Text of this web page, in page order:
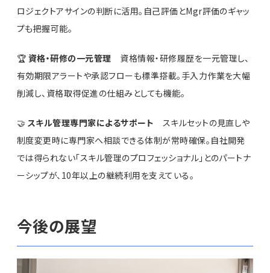
ロジェクトアサインの判断に活用。自己評価とMgr評価のギャッ
プも把握可能。
🏆 資格・研修の一元管理 資格情報・研修履歴を一元管理し、
有効期限アラートや承認フローも標準搭載。手入力作業を大幅
削減し、資格取得促進の仕組みとしても機能。
🤝 スキル管理専門家によるサポート スキルセットの見直しや
制度変更時に専門家へ相談できる体制が常時確保。自社開発
では得られない「スキル管理のプロフェッショナル」とのパートナ
ーシップが、10年以上の継続利用を支えている。
今後の展望